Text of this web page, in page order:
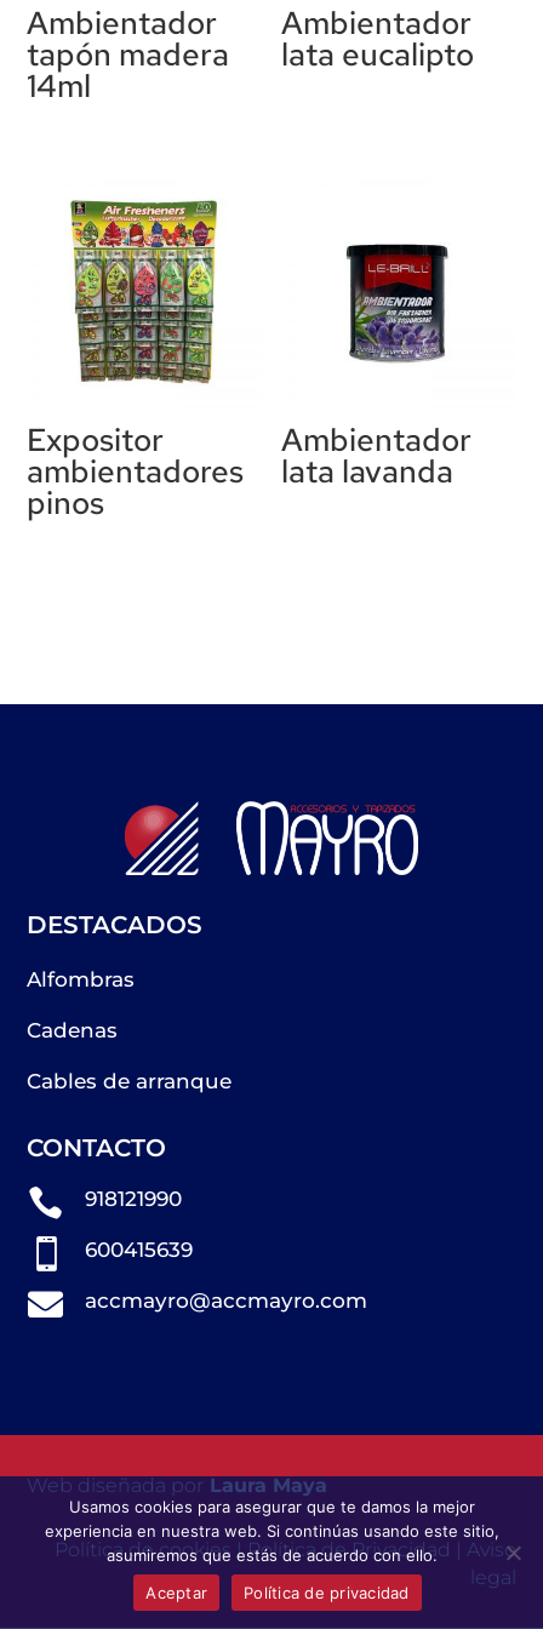
Ambientador
tapón madera
14ml
Ambientador
lata eucalipto
Expositor
ambientadores
pinos
Ambientador
lata lavanda
DESTACADOS
Alfombras
Cadenas
Cables de arranque
CONTACTO
 918121990
 600415639
 accmayro@accmayro.com
Web diseñada por Laura Maya
Política de cookies |Política de Privacidad
Aviso
legal
Usamos cookies para asegurar que te damos la mejor
experiencia en nuestra web. Si continúas usando este sitio,
asumiremos que estás de acuerdo con ello.
Aceptar
Política de privacidad